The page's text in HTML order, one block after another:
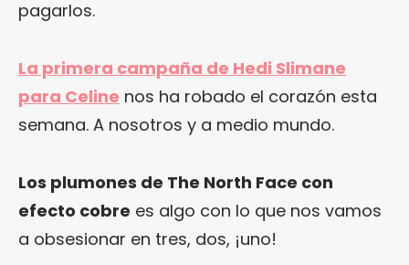
pagarlos.
La primera campaña de Hedi Slimane
para Celine nos ha robado el corazón esta
semana. A nosotros y a medio mundo.
Los plumones de The North Face con
efecto cobre es algo con lo que nos vamos
a obsesionar en tres, dos, ¡uno!